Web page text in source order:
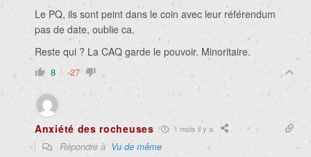
Le PQ, ils sont peint dans le coin avec leur référendum
pas de date, oublie ca.
Reste qui ? La CAQ garde le pouvoir. Minoritaire.
8 -27
Anxiété des rocheuses 1 mois il y a
Répondre à Vu de même